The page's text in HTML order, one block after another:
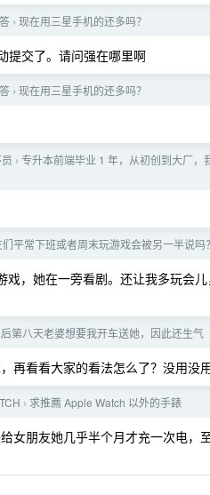
› 现在用三星手机的还多吗？
提交了。请问强在哪里啊
› 现在用三星手机的还多吗？
› 专升本前端毕业 1 年，从初创到大厂
平常下班或者周末玩游戏会被另一半说吗？
戏，她在一旁看剧。还让我多玩会
第八天老婆想要我开车送她，因此还生气
再看看大家的看法怎么了？没用没
› 求推薦 Apple Watch 以外的手錶
女朋友她几乎半个月才充一次电，